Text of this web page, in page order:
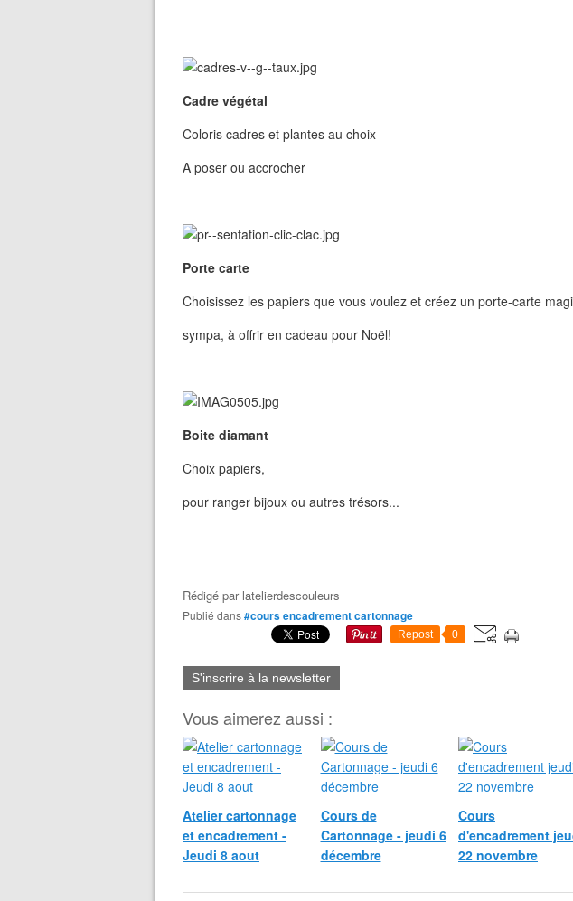
Cadre végétal
Coloris cadres et plantes au choix
A poser ou accrocher
Porte carte
Choisissez les papiers que vous voulez et créez un porte-carte
sympa, à offrir en cadeau pour Noël!
Boite diamant
Choix papiers,
pour ranger bijoux ou autres trésors...
Rédigé par latelierdescouleurs
Publié dans#cours encadrement cartonnage
Repost 0
S'inscrire à la newsletter
Vous aimerez aussi :
Atelier cartonnage
et encadrement -
Jeudi 8 aout
Cours de
Cartonnage - jeudi 6
décembre
Cours
d'encadrement
22 novembre